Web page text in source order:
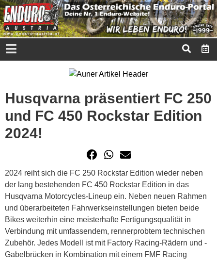
Husqvarna präsentiert FC 250
und FC 450 Rockstar Edition
2024!
2024 reiht sich die FC 250 Rockstar Edition wieder neben
der lang bestehenden FC 450 Rockstar Edition in das
Husqvarna Motorcycles-Lineup ein. Neben neuen Rahmen
und überarbeiteten Fahrwerkseinstellungen bieten beide
Bikes weiterhin eine meisterhafte Fertigungsqualität in
Verbindung mit umfassendem, rennerprobtem technischen
Zubehör. Jedes Modell ist mit Factory Racing-Rädern und -
Gabelbrücken in Kombination mit einem FMF Racing